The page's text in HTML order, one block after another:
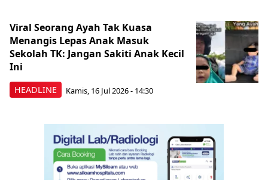
HEADLINE
Viral Seorang Ayah Tak Kuasa
Menangis Lepas Anak Masuk
Sekolah TK: Jangan Sakiti Anak Kecil
Ini
Kamis, 16 Jul 2026 - 14:30